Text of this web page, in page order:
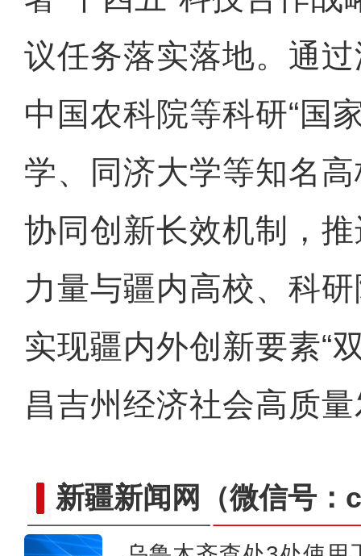
议任务落实落地。通
中国农科院等科研“国
学、同济大学等知名
协同创新长效机制，
力量与疆内高校、科
实现疆内外创新要素“
昌吉州经济社会高质
新疆新闻网 （微信号